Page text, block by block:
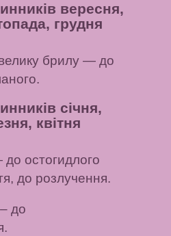
вересня,
грудня
брилу — до
січня,
квітня
остогидлого
до розлучення.
– до